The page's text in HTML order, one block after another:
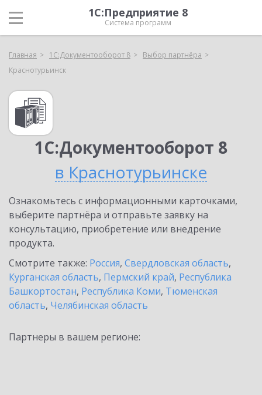
1С:Предприятие 8
Система программ
Главная 1С:Документооборот 8
Выбор партнёра
Краснотурьинск
1С:Документооборот 8
в Краснотурьинске
Ознакомьтесь с информационными карточками,
выберите партнёра и отправьте заявку на
консультацию, приобретение или внедрение
продукта.
Смотрите также: Россия, Свердловская область,
Курганская область, Пермский край, Республика
Башкортостан, Республика Коми, Тюменская
область, Челябинская область
Партнеры в вашем регионе: